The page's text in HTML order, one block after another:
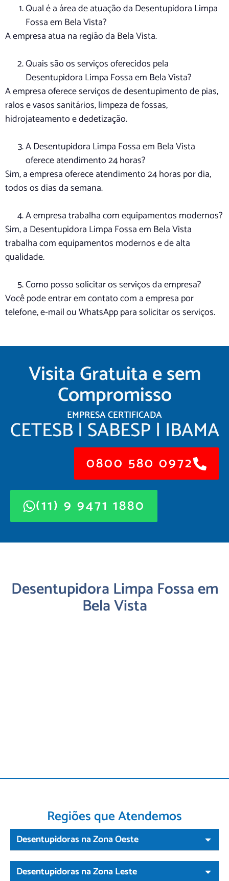
Qual é a área de atuação da Desentupidora Limpa
Fossa em Bela Vista?
A empresa atua na região da Bela Vista.
Quais são os serviços oferecidos pela
Desentupidora Limpa Fossa em Bela Vista?
A empresa oferece serviços de desentupimento de pias,
ralos e vasos sanitários, limpeza de fossas,
hidrojateamento e dedetização.
A Desentupidora Limpa Fossa em Bela Vista
oferece atendimento 24 horas?
Sim, a empresa oferece atendimento 24 horas por dia,
todos os dias da semana.
A empresa trabalha com equipamentos modernos?
Sim, a Desentupidora Limpa Fossa em Bela Vista
trabalha com equipamentos modernos e de alta
qualidade.
Como posso solicitar os serviços da empresa?
Você pode entrar em contato com a empresa por
telefone, e-mail ou WhatsApp para solicitar os serviços.
Visita Gratuita e sem
Compromisso
EMPRESA CERTIFICADA
CETESB | SABESP | IBAMA
0800 580 0972
(11) 9 9471 1880
Desentupidora Limpa Fossa em
Bela Vista
Regiões que Atendemos
Desentupidoras na Zona Oeste
Desentupidoras na Zona Leste